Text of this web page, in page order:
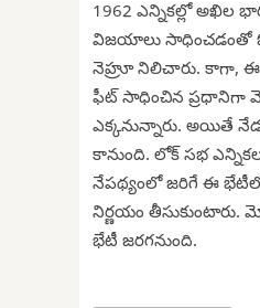
1962 ఎన్నికల్లో అఖిల
విజయాలు సాధించడంతో
నెహ్రూ నిలిచారు. కాగా,
ఫీట్ సాధించిన ప్రధానిగా
ఎక్కనున్నారు. అయితే
కానుంది. లోక్ సభ
నేపథ్యంలో జరిగే ఈ భేటీలో
నిర్ణయం
భేటీ జరగనుంది.